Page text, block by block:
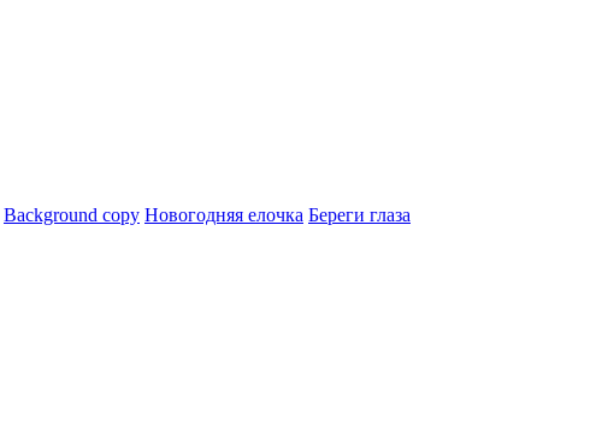
Background copy Новогодняя елочка Береги глаза